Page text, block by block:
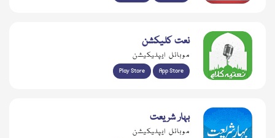
نعت کلیکشن
موبائل ایپلیکیشن
Play Store App Store
بہار شریعت
موبائل ایپلیکیشن